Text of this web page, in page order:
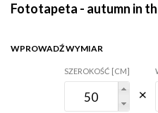
Fototapeta - autumn in
WPROWADŹ WYMIAR
SZEROKOŚĆ [CM]